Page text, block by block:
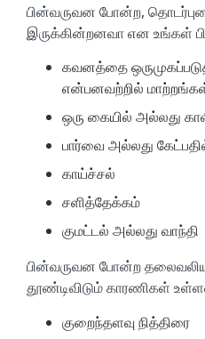
பின்வருவன போன்ற,
இருக்கின்றனவா என உங்கள்
கவனத்தை
என்பனவற்றில்
ஒரு கையில் அல்லது
பார்வை அல்லது
காய்ச்சல்
சளித்தேக்கம்
குமட்டல் அல்லது வாந்தி
பின்வருவன போன்ற
தூண்டிவிடும் காரணிகள்
குறைந்தளவு நித்திரை